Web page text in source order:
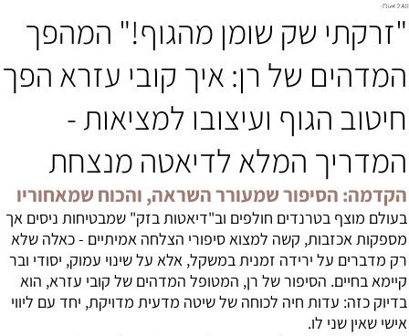
Diet2All:
המדע
המושלם.
"זרקתי שק שומן מהגוף!" המהפך
המדהים של רן: איך קובי עזרא הפך
חיטוב הגוף ועיצובו למציאות -
המדריך המלא לדיאטה מנצחת
הקדמה: הסיפור שמעורר השראה, והכוח שמאחוריו
בעולם מוצף בטרנדים חולפים וב"דיאטות בזק" שמבטיחות ניסים אך
מספקות אכזבות, קשה למצוא סיפורי הצלחה אמיתיים - כאלה שלא
רק מדברים על ירידה זמנית במשקל, אלא על שינוי עמוק, יסודי ובר
קיימא בחיים. הסיפור של רן, המטופל המדהים של קובי עזרא, הוא
בדיוק כזה: עדות חיה לכוחה של שיטה מדעית מדויקת, יחד עם ליווי
אישי שאין שני לו.